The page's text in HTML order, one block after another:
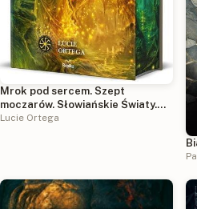
Mrok pod sercem. Szept
moczarów. Słowiańskie Światy.
Tom 2 (ilustrowane brzegi)
Lucie Ortega